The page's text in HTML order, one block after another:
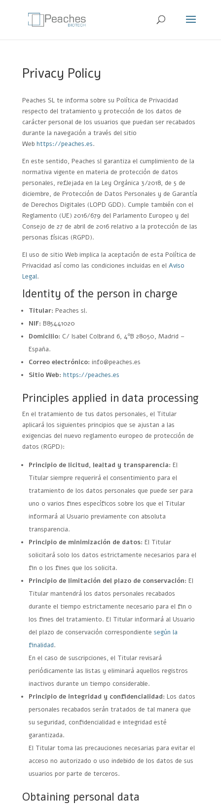
Privacy Policy
Peaches SL te informa sobre su Política de Privacidad
respecto del tratamiento y protección de los datos de
carácter personal de los usuarios que puedan ser recabados
durante la navegación a través del sitio
Web https://peaches.es.
En este sentido, Peaches sl garantiza el cumplimiento de la
normativa vigente en materia de protección de datos
personales, reflejada en la Ley Orgánica 3/2018, de 5 de
diciembre, de Protección de Datos Personales y de Garantía
de Derechos Digitales (LOPD GDD). Cumple también con el
Reglamento (UE) 2016/679 del Parlamento Europeo y del
Consejo de 27 de abril de 2016 relativo a la protección de las
personas físicas (RGPD).
El uso de sitio Web implica la aceptación de esta Política de
Privacidad así como las condiciones incluidas en el Aviso
Legal.
Identity of the person in charge
Titular: Peaches sl.
NIF: B85441020
Domicilio: C/ Isabel Colbrand 6, 4ºB 28050, Madrid –
España.
Correo electrónico: info@peaches.es
Sitio Web: https://peaches.es
Principles applied in data processing
En el tratamiento de tus datos personales, el Titular
aplicará los siguientes principios que se ajustan a las
exigencias del nuevo reglamento europeo de protección de
datos (RGPD):
Principio de licitud, lealtad y transparencia: El
Titular siempre requerirá el consentimiento para el
tratamiento de los datos personales que puede ser para
uno o varios fines específicos sobre los que el Titular
informará al Usuario previamente con absoluta
transparencia.
Principio de minimización de datos: El Titular
solicitará solo los datos estrictamente necesarios para el
fin o los fines que los solicita.
Principio de limitación del plazo de conservación: El
Titular mantendrá los datos personales recabados
durante el tiempo estrictamente necesario para el fin o
los fines del tratamiento. El Titular informará al Usuario
del plazo de conservación correspondiente según la
finalidad.
En el caso de suscripciones, el Titular revisará
periódicamente las listas y eliminará aquellos registros
inactivos durante un tiempo considerable.
Principio de integridad y confidencialidad: Los datos
personales recabados serán tratados de tal manera que
su seguridad, confidencialidad e integridad esté
garantizada.
El Titular toma las precauciones necesarias para evitar el
acceso no autorizado o uso indebido de los datos de sus
usuarios por parte de terceros.
Obtaining personal data